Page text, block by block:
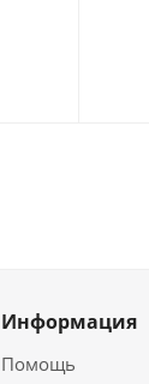
Информация
Помощь